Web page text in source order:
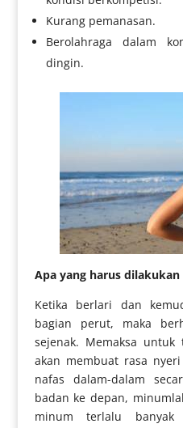
Kurang pemanasan.
Berolahraga dalam
dingin.
Apa yang harus dilakukan
Ketika berlari dan
bagian perut, maka
sejenak. Memaksa
akan membuat rasa
nafas dalam-dalam
badan ke depan,
minum terlalu